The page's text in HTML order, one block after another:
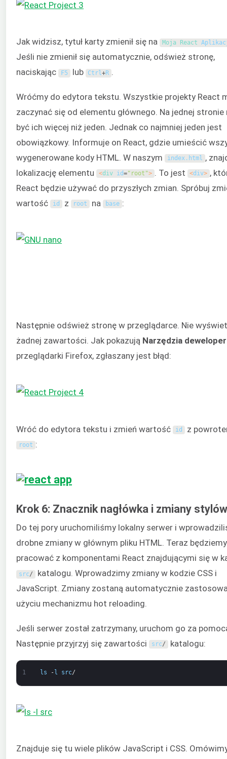
Jak widzisz, tytuł karty zmienił się na Moja React
Jeśli nie zmienił się automatycznie, odśwież stronę,
naciskając
F5 lub Ctrl+R .
Wróćmy do edytora tekstu. Wszystkie projekty React
zaczynać się od elementu głównego. Na jednej stronie
być ich więcej niż jeden. Jednak co najmniej jeden jest
obowiązkowy. Informuje on React, gdzie umieścić
wygenerowane kody HTML. W naszym
index. html ,
lokalizację elementu
<div id="root"> . To jest <div> ,
React będzie używać do przyszłych zmian. Spróbuj
wartość
id z root na base :
Następnie odśwież stronę w przeglądarce. Nie
żadnej zawartości. Jak pokazują Narzędzia
przeglądarki Firefox, zgłaszany jest błąd:
Wróć do edytora tekstu i zmień wartość id z
root :
Krok 6: Znacznik nagłówka i zmiany stylów
Do tej pory uruchomiliśmy lokalny serwer i
drobne zmiany w głównym pliku HTML. Teraz będziemy
pracować z komponentami React znajdującymi się w
src/ katalogu. Wprowadzimy zmiany w kodzie CSS i
JavaScript. Zmiany zostaną automatycznie
użyciu mechanizmu hot reloading.
Jeśli serwer został zatrzymany, uruchom go za
Następnie przyjrzyj się zawartości
src/ katalogu:
1 ls - l src/
Znajduje się tu wiele plików JavaScript i CSS.